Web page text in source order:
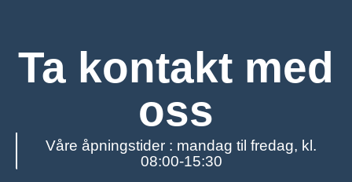
Ta kontakt med
oss
Våre åpningstider : mandag til fredag, kl.
08:00-15:30